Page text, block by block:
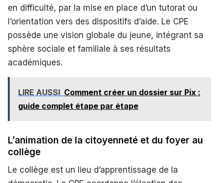
en difficulté, par la mise en place d’un tutorat ou
l’orientation vers des dispositifs d’aide. Le CPE
possède une vision globale du jeune, intégrant sa
sphère sociale et familiale à ses résultats
académiques.
LIRE AUSSI Comment créer un dossier sur Pix :
guide complet étape par étape
L’animation de la citoyenneté et du foyer au
collège
Le collège est un lieu d’apprentissage de la